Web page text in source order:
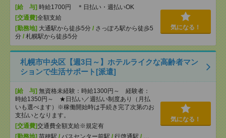
[給 与] 時給1700円 ＊日払い・週払いOK
[交通費]全額支給
[勤務地] 大通駅から徒歩5分 / さっぽろ駅から徒歩5
分 / 札幌駅から徒歩5分
気になる！
札幌市中央区【週3日～】ホテルライクな高齢者マン
ションで生活サポート[派遣]
[給 与] 無資格未経験：時給1300円～ 経験者：
時給1350円～ ★日払い／週払い制度あり（月払
いも選べます）※稼働開始時は手続き完了次第のお
支払いとなります。
[交通費]交通費全額支給※規定有
[勤務地] 苗穂駅 / バスセンター前駅 / 行啓通駅 / …
気になる！